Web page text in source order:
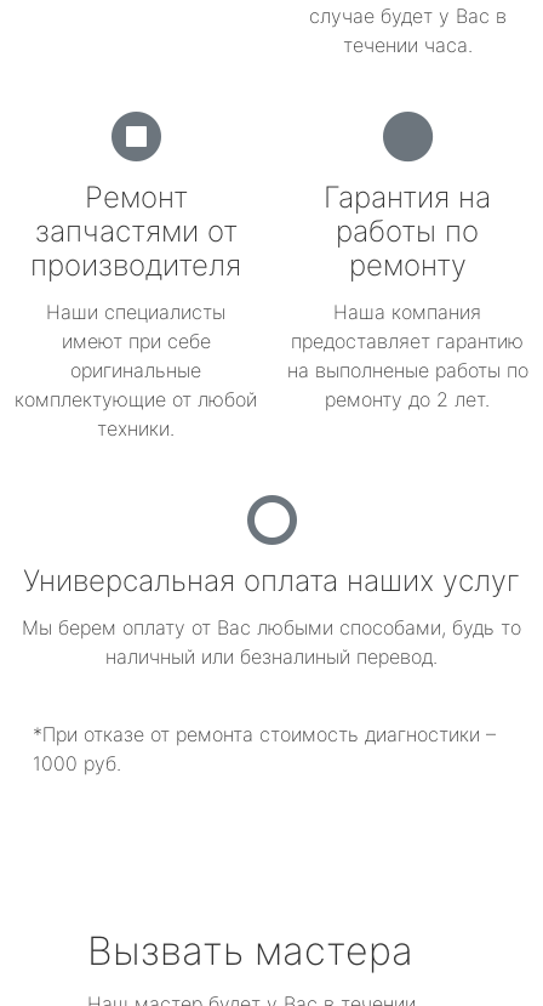
случае будет у Вас в
течении часа.
Ремонт
запчастями от
производителя
Наши специалисты
имеют при себе
оригинальные
комплектующие от любой
техники.
Гарантия на
работы по
ремонту
Наша компания
предоставляет гарантию
на выполненые работы по
ремонту до 2 лет.
Универсальная оплата наших услуг
Мы берем оплату от Вас любыми способами, будь то
наличный или безналиный перевод.
*При отказе от ремонта стоимость диагностики –
1000 руб.
Вызвать мастера